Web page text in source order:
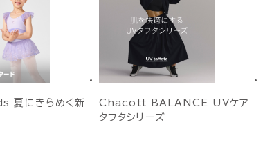
にきらめく新
Chacott BALANCE UVケア
タフタシリーズ